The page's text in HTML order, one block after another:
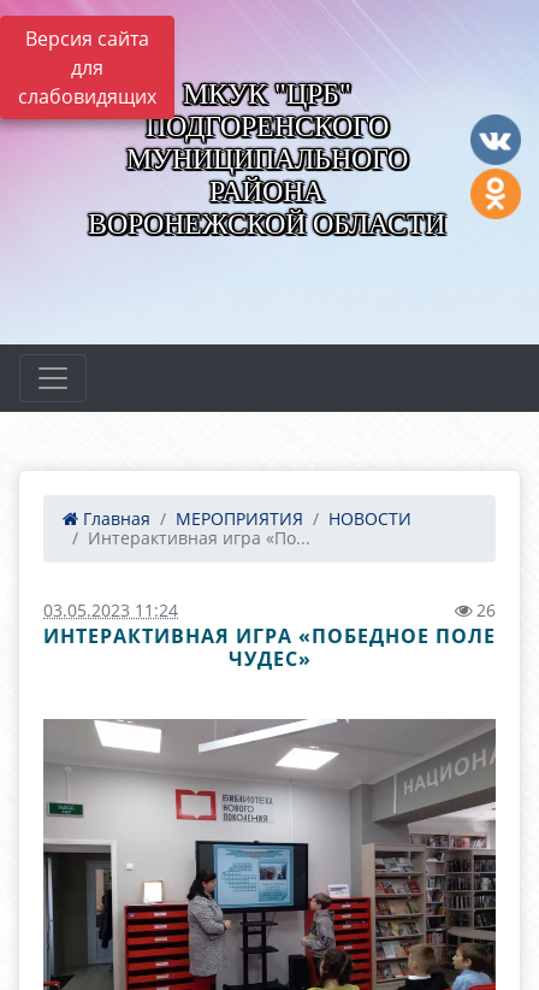
Версия сайта
для
слабовидящих
МКУК "ЦРБ"
ПОДГОРЕНСКОГО
МУНИЦИПАЛЬНОГО
РАЙОНА
ВОРОНЕЖСКОЙ ОБЛАСТИ
Главная МЕРОПРИЯТИЯ
НОВОСТИ
Интерактивная игра «По...
03.05.2023 11:24 26
ИНТЕРАКТИВНАЯ ИГРА «ПОБЕДНОЕ ПОЛЕ
ЧУДЕС»